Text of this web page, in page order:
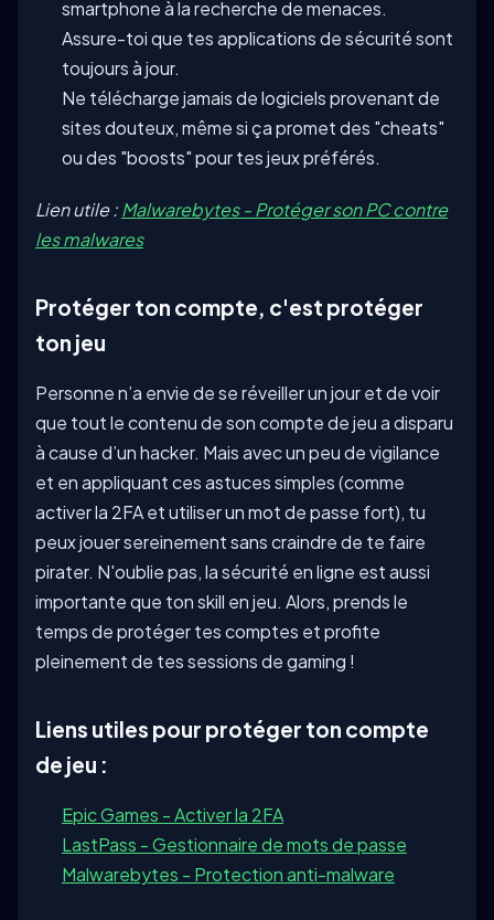
smartphone à la recherche de menaces.
Assure-toi que tes applications de sécurité sont
toujours à jour.
Ne télécharge jamais de logiciels provenant de
sites douteux, même si ça promet des "cheats"
ou des "boosts" pour tes jeux préférés.
Lien utile :Malwarebytes - Protéger son PC contre
les malwares
Protéger ton compte, c'est protéger
ton jeu
Personne n’a envie de se réveiller un jour et de voir
que tout le contenu de son compte de jeu a disparu
à cause d’un hacker. Mais avec un peu de vigilance
et en appliquant ces astuces simples (comme
activer la 2FA et utiliser un mot de passe fort), tu
peux jouer sereinement sans craindre de te faire
pirater. N'oublie pas, la sécurité en ligne est aussi
importante que ton skill en jeu. Alors, prends le
temps de protéger tes comptes et profite
pleinement de tes sessions de gaming !
Liens utiles pour protéger ton compte
de jeu :
Epic Games - Activer la 2FA
LastPass - Gestionnaire de mots de passe
Malwarebytes - Protection anti-malware